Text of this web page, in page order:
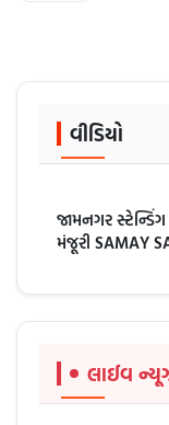
વીડિયો
જામનગર સ્ટેન્ડિંગ
મંજૂરી SAMAY
લાઈવ